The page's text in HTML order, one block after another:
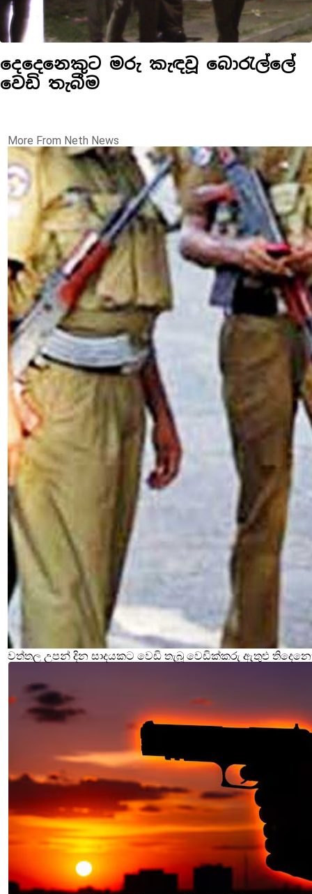
දෙදෙනෙකුට මරු කැඳවූ බොරැල්ලේ
වෙඩි තැබීම
More From Neth News
වත්තල උපන් දින සාදයකට වෙඩි තැබූ වෙඩික්කරු ඇතුළු